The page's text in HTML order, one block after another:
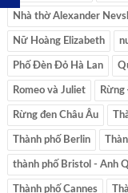
Nhà thờ Alexander
Nữ Hoàng Elizabeth
Phố Đèn Đỏ Hà Lan
Romeo và Juliet
Rừng đen Châu Âu
Thành phố Berlin
thành phố Bristol - Anh
Thành phố Cannes